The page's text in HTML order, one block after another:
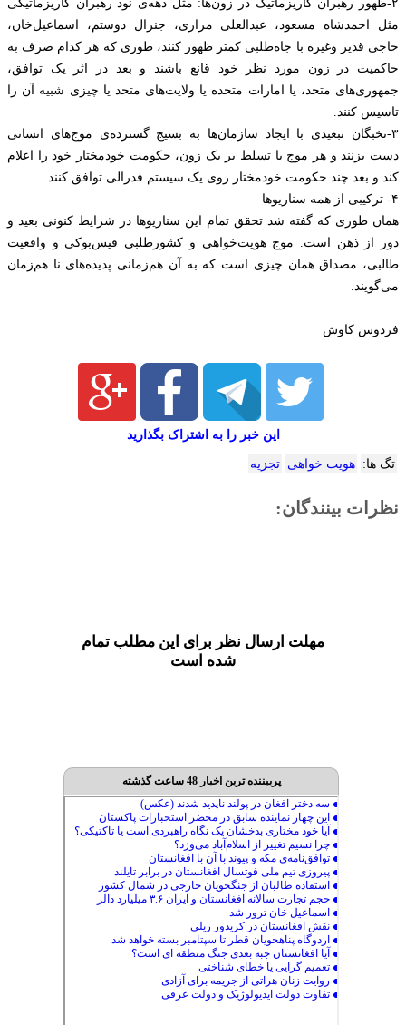
۲-ظهور‌‌ رهبران کاریزماتیک‌ در زون‌ها: مثل دهه‌ی نود رهبران کاریزماتیکی
مثل احمدشاه مسعود، عبدالعلی مزاری، جنرال دوستم، اسماعیل‌خان،
حاجی‌ قدیر وغیره با جاه‌طلبی کمتر ظهور کنند، طوری که هر کدام صرف به
حاکمیت در زون مورد نظر خود قانع باشند و بعد در اثر یک توافق،
جمهوری‌های متحد، یا امارات متحده یا ولایت‌های متحد یا چیزی شبیه آن را
تاسیس کنند.
۳-نخبگان‌ تبعیدی با ایجاد سازمان‌ها به بسیج گسترده‌ی موج‌های‌ انسانی
دست بزنند و هر موج با تسلط بر یک زون، حکومت خودمختار خود را اعلام
کند و بعد چند حکومت خودمختار روی یک سیستم فدرالی توافق کنند.
۴- ترکیبی از همه سناریوها
همان طوری که گفته شد تحقق تمام این سناریوها در شرایط کنونی بعید و‌
دور از ذهن است. موج‌ هویت‌خواهی و‌ کشورطلبی فیس‌بوکی و واقعیت
طالبی، مصداق همان چیزی است که به آن هم‌زمانی ‌پدیده‌های نا هم‌زمان
می‌گویند.
فردوس کاوش
این خبر را به اشتراک بگذارید
تگ ها: هویت خواهی تجزیه
نظرات بینندگان:
مهلت ارسال نظر برای این مطلب تمام
شده است
پربیننده ترین اخبار 48 ساعت گذشته